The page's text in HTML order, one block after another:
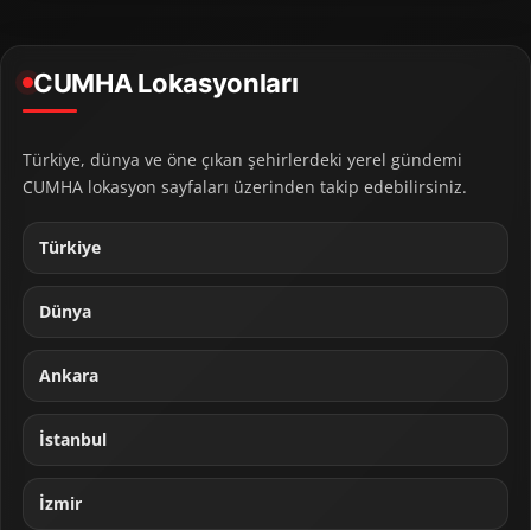
CUMHA Lokasyonları
Türkiye, dünya ve öne çıkan şehirlerdeki yerel gündemi
CUMHA lokasyon sayfaları üzerinden takip edebilirsiniz.
Türkiye
Dünya
Ankara
İstanbul
İzmir